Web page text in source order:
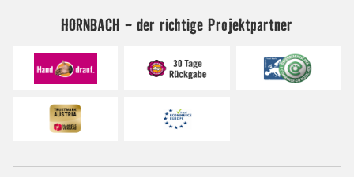
HORNBACH - der richtige Projektpartner